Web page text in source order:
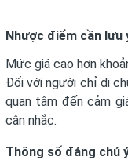
Nhược điểm cần lưu
Mức giá cao hơn
Đối với người chỉ di
quan tâm đến cảm
cân nhắc.
Thông số đáng chú